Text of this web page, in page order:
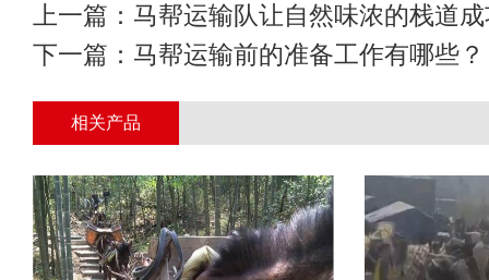
上一篇： 马帮运输队让自然味浓的栈道
下一篇： 马帮运输前的准备工作有哪些？
相关产品